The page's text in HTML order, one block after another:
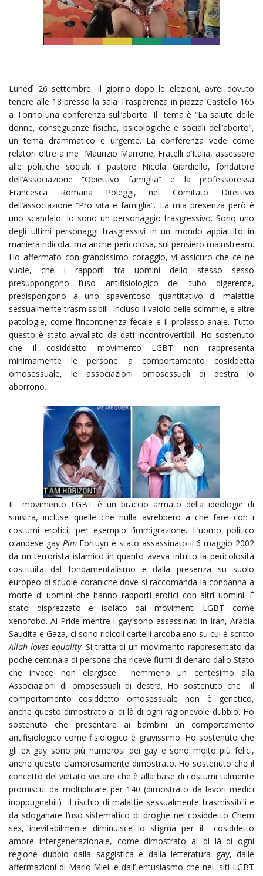
Lunedì 26 settembre, il giorno dopo le elezioni, avrei dovuto
tenere alle 18 presso la sala Trasparenza in piazza Castello 165
a Torino una conferenza sull’aborto. Il tema è “La salute delle
donne, conseguenze fisiche, psicologiche e sociali dell’aborto”,
un tema drammatico e urgente. La conferenza vede come
relatori oltre a me Maurizio Marrone, Fratelli d’Italia, assessore
alle politiche sociali, il pastore Nicola Giardiello, fondatore
dell’Associazione “Obiettivo famiglia” e la professoressa
Francesca Romana Poleggi, nel Comitato Direttivo
dell’associazione “Pro vita e famiglia”. La mia presenza però è
uno scandalo. Io sono un personaggio trasgressivo. Sono uno
degli ultimi personaggi trasgressivi in un mondo appiattito in
maniera ridicola, ma anche pericolosa, sul pensiero mainstream.
Ho affermato con grandissimo coraggio, vi assicuro che ce ne
vuole, che i rapporti tra uomini dello stesso sesso
presuppongono l’uso antifisiologico del tubo digerente,
predispongono a uno spaventoso quantitativo di malattie
sessualmente trasmissibili, incluso il vaiolo delle scimmie, e altre
patologie, come l’incontinenza fecale e il prolasso anale. Tutto
questo è stato avvallato da dati incontrovertibili. Ho sostenuto
che il cosiddetto movimento LGBT non rappresenta
minimamente le persone a comportamento cosiddetta
omosessuale, le associazioni omosessuali di destra lo
aborrono.
Il movimento LGBT è un braccio armato della ideologie di
sinistra, incluse quelle che nulla avrebbero a che fare con i
costumi erotici, per esempio l’immigrazione. L’uomo politico
olandese gay PimFortuyn è stato assassinato il 6 maggio 2002
da un terrorista islamico in quanto aveva intuito la pericolosità
costituita dal fondamentalismo e dalla presenza su suolo
europeo di scuole coraniche dove si raccomanda la condanna a
morte di uomini che hanno rapporti erotici con altri uomini. È
stato disprezzato e isolato dai movimenti LGBT come
xenofobo. Ai Pride mentre i gay sono assassinati in Iran, Arabia
Saudita e Gaza, ci sono ridicoli cartelli arcobaleno su cui è scritto
Allah loves equality. Si tratta di un movimento rappresentato da
poche centinaia di persone che riceve fiumi di denaro dallo Stato
che invece non elargisce nemmeno un centesimo alla
Associazioni di omosessuali di destra. Ho sostenuto che il
comportamento cosiddetto omosessuale non è genetico,
anche questo dimostrato al di là di ogni ragionevole dubbio. Ho
sostenuto che presentare ai bambini un comportamento
antifisiologico come fisiologico è gravissimo. Ho sostenuto che
gli ex gay sono più numerosi dei gay e sono molto più felici,
anche questo clamorosamente dimostrato. Ho sostenuto che il
concetto del vietato vietare che è alla base di costumi talmente
promiscui da moltiplicare per 140 (dimostrato da lavori medici
inoppugnabili) il rischio di malattie sessualmente trasmissibili e
da sdoganare l’uso sistematico di droghe nel cosiddetto Chem
sex, inevitabilmente diminuisce lo stigma per il cosiddetto
amore intergenerazionale, come dimostrato al di là di ogni
regione dubbio dalla saggistica e dalla letteratura gay, dalle
affermazioni di Mario Mieli e dall’ entusiasmo che nei siti LGBT